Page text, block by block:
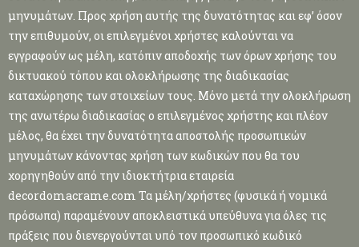
μηνυμάτων. Προς χρήση αυτής της δυνατότητας και εφ’ όσον
την επιθυμούν, οι επιλεγμένοι χρήστες καλούνται να
εγγραφούν ως μέλη, κατόπιν αποδοχής των όρων χρήσης του
δικτυακού τόπου και ολοκλήρωσης της διαδικασίας
καταχώρησης των στοιχείων τους. Μόνο μετά την ολοκλήρωση
της ανωτέρω διαδικασίας ο επιλεγμένος χρήστης και πλέον
μέλος, θα έχει την δυνατότητα αποστολής προσωπικών
μηνυμάτων κάνοντας χρήση των κωδικών που θα του
χορηγηθούν από την ιδιοκτήτρια εταιρεία
decordomacrame.com Τα μέλη/χρήστες (φυσικά ή νομικά
πρόσωπα) παραμένουν αποκλειστικά υπεύθυνα για όλες τις
πράξεις που διενεργούνται υπό τον προσωπικό κωδικό